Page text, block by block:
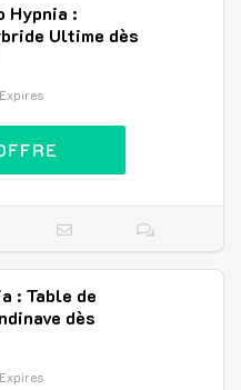
Hypnia :
Ultime dès
: Table de
dès